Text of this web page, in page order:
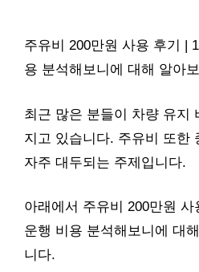
주유비 200만원 사용 후기 |
용 분석해보니에 대해 알아
최근 많은 분들이 차량 유지
지고 있습니다. 주유비 또한
자주 대두되는 주제입니다.
아래에서 주유비 200만원
운행 비용 분석해보니에 대
니다.